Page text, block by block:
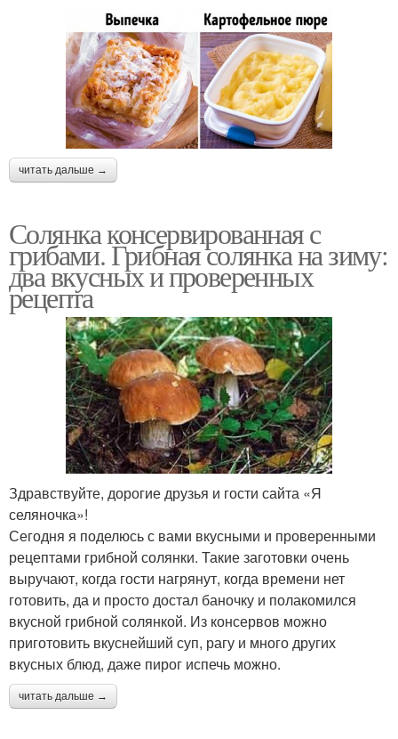
читать дальше →
Солянка консервированная с
грибами. Грибная солянка на зиму:
два вкусных и проверенных
рецепта
Здравствуйте, дорогие друзья и гости сайта «Я
селяночка»!
Сегодня я поделюсь с вами вкусными и проверенными
рецептами грибной солянки. Такие заготовки очень
выручают, когда гости нагрянут, когда времени нет
готовить, да и просто достал баночку и полакомился
вкусной грибной солянкой. Из консервов можно
приготовить вкуснейший суп, рагу и много других
вкусных блюд, даже пирог испечь можно.
читать дальше →